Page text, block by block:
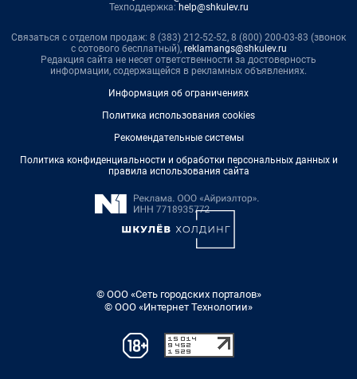
Техподдержка: help@shkulev.ru
Связаться с отделом продаж: 8 (383) 212-52-52, 8 (800) 200-03-83 (звонок
с сотового бесплатный), reklamangs@shkulev.ru
Редакция сайта не несет ответственности за достоверность
информации, содержащейся в рекламных объявлениях.
Информация об ограничениях
Политика использования cookies
Рекомендательные системы
Политика конфиденциальности и обработки персональных данных и
правила использования сайта
© ООО «Сеть городских порталов»
© ООО «Интернет Технологии»